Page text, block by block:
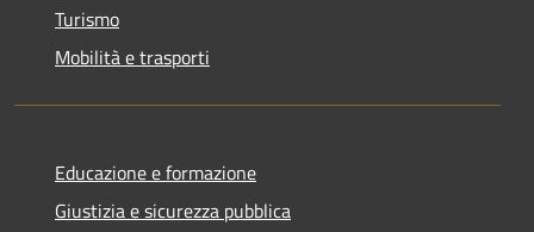
Turismo
Mobilità e trasporti
Educazione e formazione
Giustizia e sicurezza pubblica